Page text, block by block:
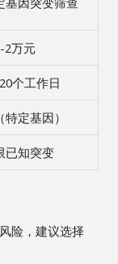
2万元
个工作日
特定基因）
已知突变
险，建议选择